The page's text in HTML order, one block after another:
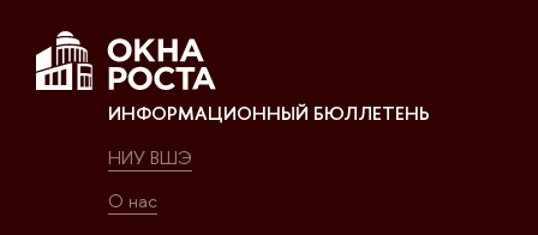
ИНФОРМАЦИОННЫЙ БЮЛЛЕТЕНЬ
НИУ ВШЭ
О нас